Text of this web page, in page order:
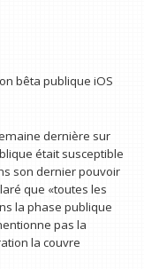
bêta publique iOS
dernière sur
était susceptible
son dernier pouvoir
que «toutes les
la phase publique
pas la
la couvre